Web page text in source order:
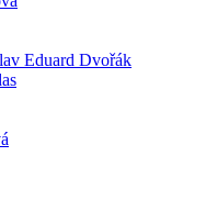
Eduard Dvořák